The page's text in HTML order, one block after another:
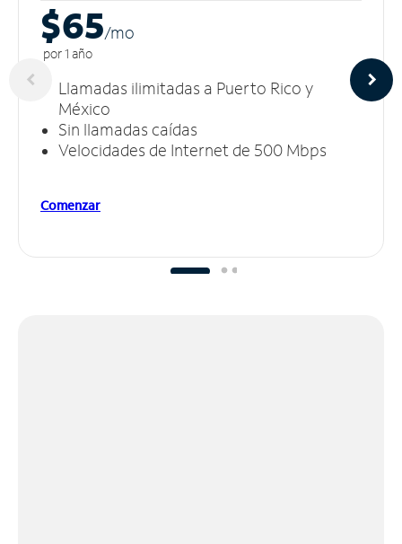
$65/mo
por 1 año
Llamadas ilimitadas a Puerto Rico y
México
Sin llamadas caídas
Velocidades de Internet de 500 Mbps
Comenzar